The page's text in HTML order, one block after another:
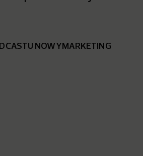
NOWYMARKETING